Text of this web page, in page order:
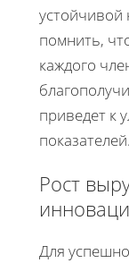
помнить,
каждого
приведет к
показателей.
Рост
Для